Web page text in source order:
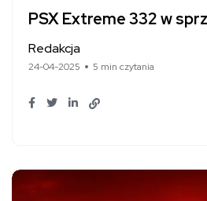
PSX Extreme 332 w
Redakcja
24-04-2025 5 min czytania